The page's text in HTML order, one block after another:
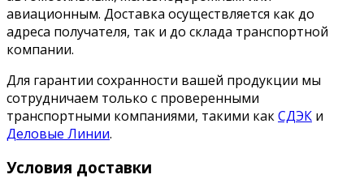
авиационным. Доставка осуществляется как до
адреса получателя, так и до склада транспортной
компании.
Для гарантии сохранности вашей продукции мы
сотрудничаем только с проверенными
транспортными компаниями, такими какСДЭК и
Деловые Линии.
Условия доставки